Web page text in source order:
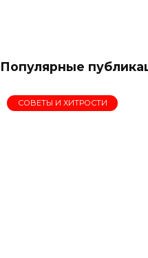
Популярные
СОВЕТЫ И ХИТРОСТИ